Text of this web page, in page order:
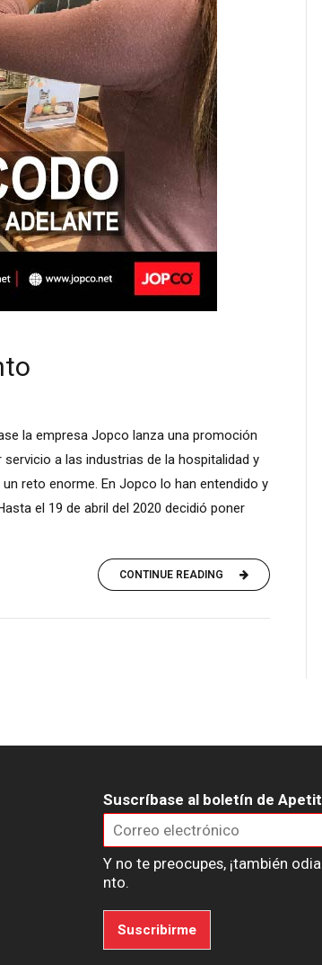
la empresa Jopco lanza una promoción
servicio a las industrias de la hospitalidad y
reto enorme. En Jopco lo han entendido y
el 19 de abril del 2020 decidió poner
CONTINUE READING
Suscríbase al boletín de
Y no te preocupes, ¡también
nto.
Suscribirme